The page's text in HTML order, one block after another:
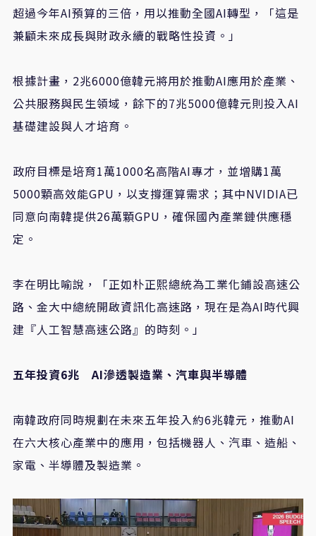
超過今年AI預算的三倍，用以推動全國AI轉型，「這是
兼顧未來成長與財政永續的戰略性投資。」
根據計畫， 2兆6000億韓元將用於推動AI應用於產業、
公共服務與民生領域，餘下的7兆5000億韓元則投入AI
基礎建設與人才培育。
政府目標是培育1萬1000名高階AI專才，並增購1萬
5000顆高效能GPU ，以支撐運算需求；其中NVIDIA已
同意向南韓提供26萬顆GPU ，確保國內產業鏈供應穩
定。
李在明比喻說，「正如朴正熙總統為工業化鋪設高速公
路、金大中總統開啟資訊化高速路，現在是為AI時代興
建『人工智慧高速公路』的時刻。」
五年投資6兆 AI滲透製造業、汽車與半導體
南韓政府同時規劃在未來五年投入約6兆韓元，推動AI
在六大核心產業中的應用，包括機器人、汽車、造船、
家電、半導體及製造業。